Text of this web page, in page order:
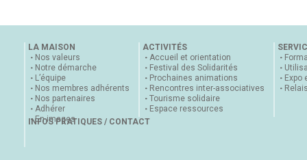
LA MAISON
Nos valeurs
Notre démarche
L’équipe
Nos membres adhérents
Nos partenaires
Adhérer
En images
ACTIVITÉS
Accueil et orientation
Festival des Solidarités
Prochaines animations
Rencontres inter-associatives
Tourisme solidaire
Espace ressources
Expo
INFOS PRATIQUES / CONTACT